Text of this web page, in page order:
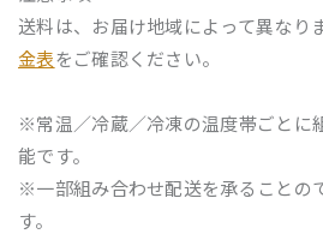
送料は、お届け地域によって異なり
金表をご確認ください。
※常温／冷蔵／冷凍の温度帯ごとに
能です。
※一部組み合わせ配送を承ることの
す。